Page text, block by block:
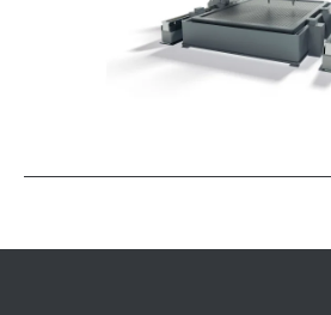
Protection de surface et